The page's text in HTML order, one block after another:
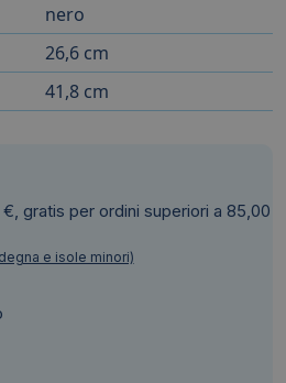
nero
26,6 cm
41,8 cm
gratis per ordini superiori a 85,00
e isole minori)